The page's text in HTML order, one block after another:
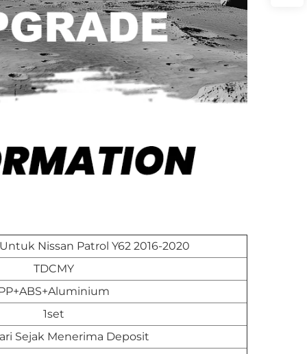
Nissan Patrol Y62 2016-2020
TDCMY
1set
Sejak Menerima Deposit